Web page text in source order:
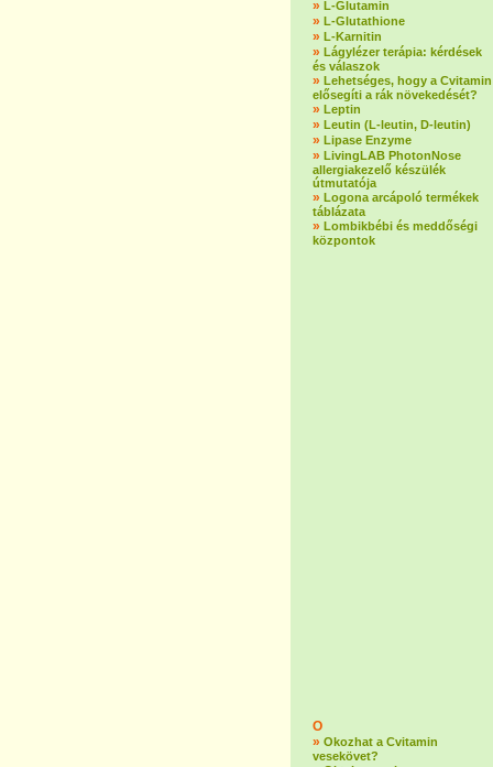
» L-Glutamin
» L-Glutathione
» L-Karnitin
» Lágylézer terápia: kérdések
és válaszok
» Lehetséges, hogy a Cvitamin
elősegíti a rák növekedését?
» Leptin
» Leutin (L-leutin, D-leutin)
» Lipase Enzyme
» LivingLAB PhotonNose
allergiakezelő készülék
útmutatója
» Logona arcápoló termékek
táblázata
» Lombikbébi és meddőségi
központok
O
» Okozhat a Cvitamin
vesekövet?